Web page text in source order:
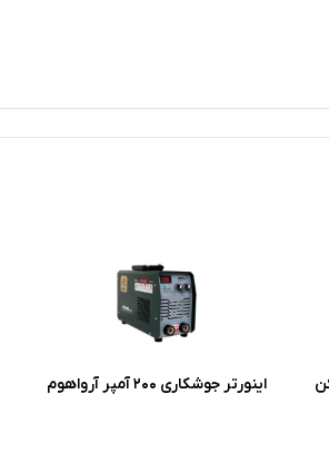
اینورتر جوشکاری ۲۰۰ آمپر آرواهوم